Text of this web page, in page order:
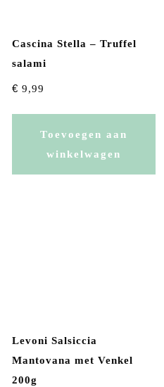
Cascina Stella – Truffel
salami
€ 9,99
Toevoegen aan
winkelwagen
Levoni Salsiccia
Mantovana met Venkel
200g